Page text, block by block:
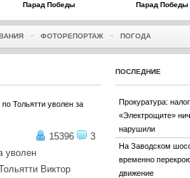
Парад Победы Парад Победы
ФОТОРЕПОРТАЖ ПОГОДА
Тольятти уволен за
15396
3
уволен
Виктор
ПОСЛЕДНИЕ
Прокуратура:
«Электрощите»
нарушили
На Заводском
временно
движение